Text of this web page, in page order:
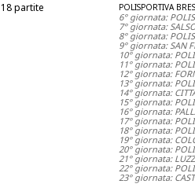
18 partite
POLISPORTIVA
6° giornata:
7° giornata:
8° giornata:
9° giornata: SAN
10° giornata:
11° giornata:
12° giornata:
13° giornata:
14° giornata:
15° giornata:
16° giornata:
17° giornata:
18° giornata:
19° giornata:
20° giornata:
21° giornata:
22° giornata:
23° giornata: